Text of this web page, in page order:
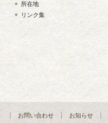
所在地
リンク集
お問い合わせ お知らせ